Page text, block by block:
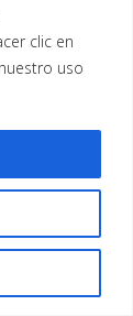
clic en
uso
| Diseño